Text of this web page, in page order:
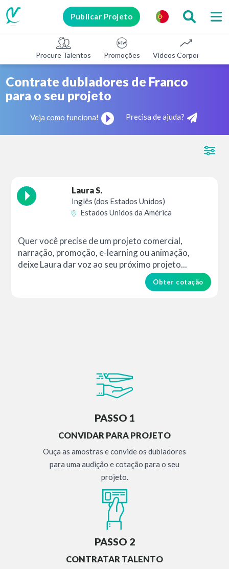
Publicar Projeto
Procure Talentos Promoções Vídeos Corporativos
Contrate dubladores de Franco
para o seu projeto
Veja como funciona! Precisa de ajuda?
Laura S.
Inglês (dos Estados Unidos)
Estados Unidos da América
Quer você precise de um projeto comercial,
narração, promoção, e-learning ou animação,
deixe Laura dar voz ao seu próximo projeto...
Obter cotação
PASSO 1
CONVIDAR PARA PROJETO
Ouça as amostras e convide os dubladores
para uma audição e cotação para o seu
projeto.
PASSO 2
CONTRATAR TALENTO